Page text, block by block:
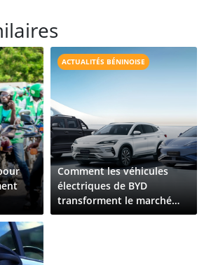
ACTUALITÉS BÉNINOISE
Comment les véhicules
électriques de BYD
transforment le marché
automobile au Bénin